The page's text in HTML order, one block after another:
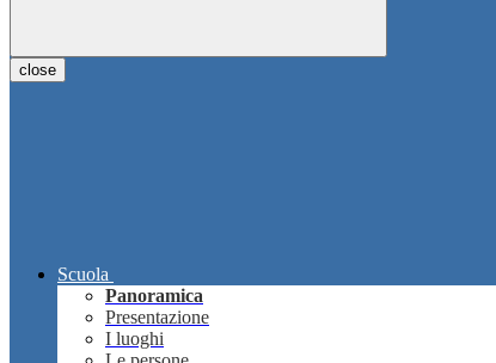
close
Scuola
Panoramica
Presentazione
I luoghi